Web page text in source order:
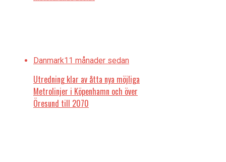
Danmark11 månader sedan
Utredning klar av åtta nya möjliga
Metrolinjer i Köpenhamn och över
Öresund till 2070